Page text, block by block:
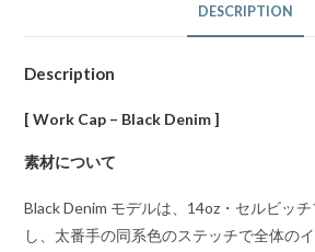
DESCRIPTION
Description
[ Work Cap – Black Denim ]
素材について
Black Denim モデルは、14oz・セルビッ
し、太番手の同系色のステッチで全体の